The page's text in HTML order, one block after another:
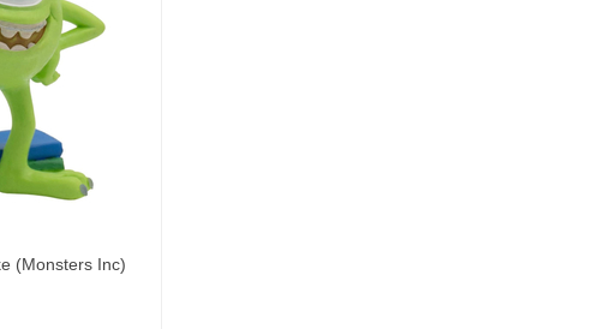
(Monsters Inc)